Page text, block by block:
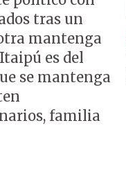
tras un
mantenga
es del
se mantenga
familia